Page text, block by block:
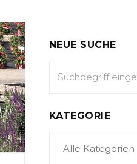
NEUE SUCHE
KATEGORIE